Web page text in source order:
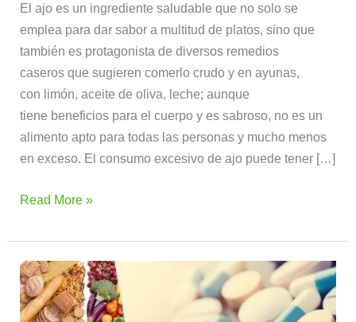
El ajo es un ingrediente saludable que no solo se
emplea para dar sabor a multitud de platos, sino que
también es protagonista de diversos remedios
caseros que sugieren comerlo crudo y en ayunas,
con limón, aceite de oliva, leche; aunque
tiene beneficios para el cuerpo y es sabroso, no es un
alimento apto para todas las personas y mucho menos
en exceso. El consumo excesivo de ajo puede tener […]
Read More »
Efecto
antinutritivo
de